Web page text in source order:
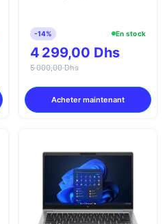
-14% En stock
4 299,00 Dhs
5 000,00 Dhs
Acheter maintenant